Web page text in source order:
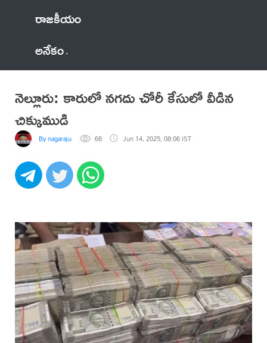
రాజకీయం
అనేకం
నెల్లూరు: కారులో నగదు చోరీ కేసులో వీడిన
చిక్కుముడి
By nagaraju 68 Jun 14, 2025, 08:06 IST